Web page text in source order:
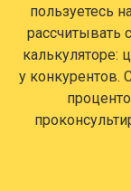
пользуетесь
рассчитывать
калькуляторе:
у конкурентов.